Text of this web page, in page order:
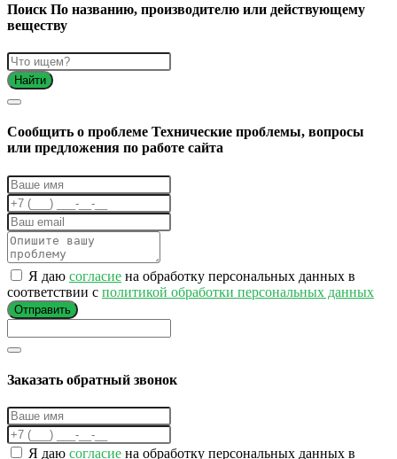
Поиск По названию, производителю или действующему
веществу
Найти
Cообщить о проблеме Технические проблемы, вопросы
или предложения по работе сайта
Я даю согласие на обработку персональных данных в
соответствии с политикой обработки персональных данных
Отправить
Заказать обратный звонок
Я даю согласие на обработку персональных данных в